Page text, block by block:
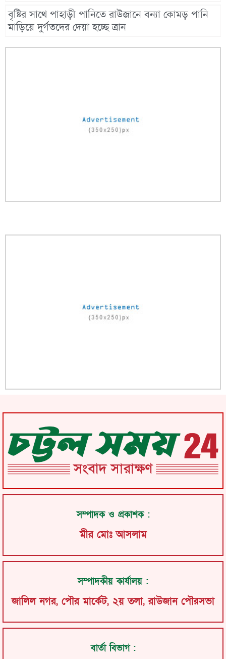
বৃষ্টির সাথে পাহাড়ী পানিতে রাউজানে বন্যা কোমড় পানি
মাড়িয়ে দুর্গতদের দেয়া হচ্ছে ত্রান
সম্পাদক ও প্রকাশক :
মীর মোঃ আসলাম
সম্পাদকীয় কার্যালয় :
জালিল নগর, পৌর মার্কেট, ২য় তলা, রাউজান পৌরসভা
বার্তা বিভাগ :